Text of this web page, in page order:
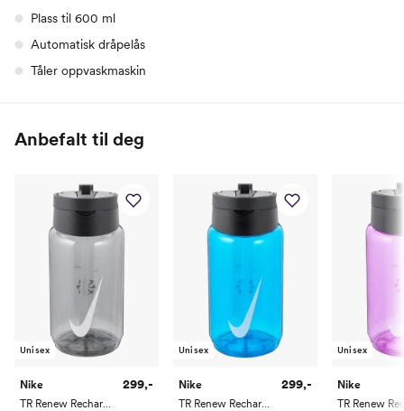
Plass til 600 ml
Automatisk dråpelås
Tåler oppvaskmaskin
Anbefalt til deg
Unisex
Nike
299,-
Unisex
Nike
TR Renew Recharge Straw Bottle 473ml
299,-
Unisex
Nike